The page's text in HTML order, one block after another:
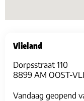
Vlieland
Dorpsstraat 110
8899 AM OOST-
Vandaag geopend